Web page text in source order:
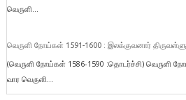
வெருளி...
வெருளி நோய்கள் 1591-1600 : இலக்குவனார்
(வெருளி நோய்கள் 1586-1590 :தொடர்ச்சி) வெருளி
வார வெருளி...